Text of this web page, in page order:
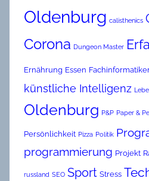
Oldenburg calisthenics
Corona Dungeon Master
Ernährung Essen
künstliche Intelligenz
Oldenburg P&P Paper &
Persönlichkeit Pizza Politik
programmierung Projekt
russland SEO Sport Stress